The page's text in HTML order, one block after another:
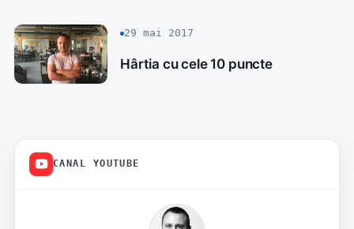
29 mai 2017
Hârtia cu cele 10 puncte
CANAL YOUTUBE